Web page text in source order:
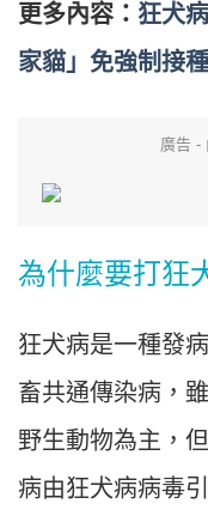
更多內容： 狂犬
家貓」免強制接種
廣告 -
為什麼要打狂
狂犬病是一種發
畜共通傳染病，
野生動物為主，
病由狂犬病病毒